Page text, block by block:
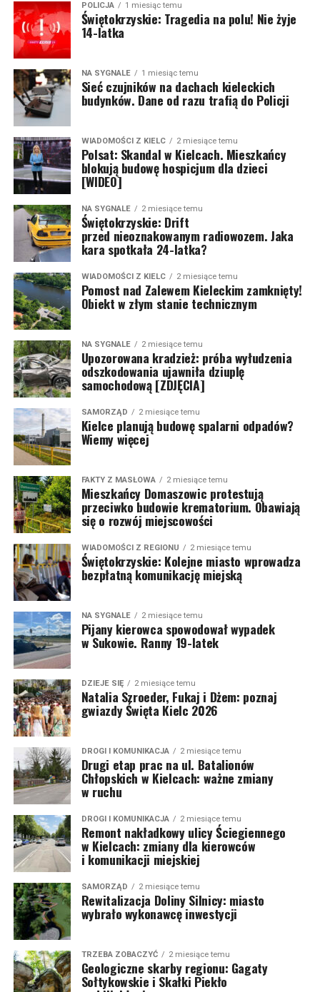
POLICJA 1 miesiąc temu
Świętokrzyskie: Tragedia na polu! Nie żyje
14-latka
NA SYGNALE 1 miesiąc temu
Sieć czujników na dachach kieleckich
budynków. Dane od razu trafią do Policji
WIADOMOŚCI Z KIELC 2 miesiące temu
Polsat: Skandal w Kielcach. Mieszkańcy
blokują budowę hospicjum dla dzieci
[WIDEO]
NA SYGNALE 2 miesiące temu
Świętokrzyskie: Drift
przed nieoznakowanym radiowozem. Jaka
kara spotkała 24-latka?
WIADOMOŚCI Z KIELC 2 miesiące temu
Pomost nad Zalewem Kieleckim zamknięty!
Obiekt w złym stanie technicznym
NA SYGNALE 2 miesiące temu
Upozorowana kradzież: próba wyłudzenia
odszkodowania ujawniła dziuplę
samochodową [ZDJĘCIA]
SAMORZĄD 2 miesiące temu
Kielce planują budowę spalarni odpadów?
Wiemy więcej
FAKTY Z MASŁOWA 2 miesiące temu
Mieszkańcy Domaszowic protestują
przeciwko budowie krematorium. Obawiają
się o rozwój miejscowości
WIADOMOŚCI Z REGIONU 2 miesiące temu
Świętokrzyskie: Kolejne miasto wprowadza
bezpłatną komunikację miejską
NA SYGNALE 2 miesiące temu
Pijany kierowca spowodował wypadek
w Sukowie. Ranny 19-latek
DZIEJE SIĘ 2 miesiące temu
Natalia Szroeder, Fukaj i Dżem: poznaj
gwiazdy Święta Kielc 2026
DROGI I KOMUNIKACJA 2 miesiące temu
Drugi etap prac na ul. Batalionów
Chłopskich w Kielcach: ważne zmiany
w ruchu
DROGI I KOMUNIKACJA 2 miesiące temu
Remont nakładkowy ulicy Ściegiennego
w Kielcach: zmiany dla kierowców
i komunikacji miejskiej
SAMORZĄD 2 miesiące temu
Rewitalizacja Doliny Silnicy: miasto
wybrało wykonawcę inwestycji
TRZEBA ZOBACZYĆ 2 miesiące temu
Geologiczne skarby regionu: Gagaty
Sołtykowskie i Skałki Piekło